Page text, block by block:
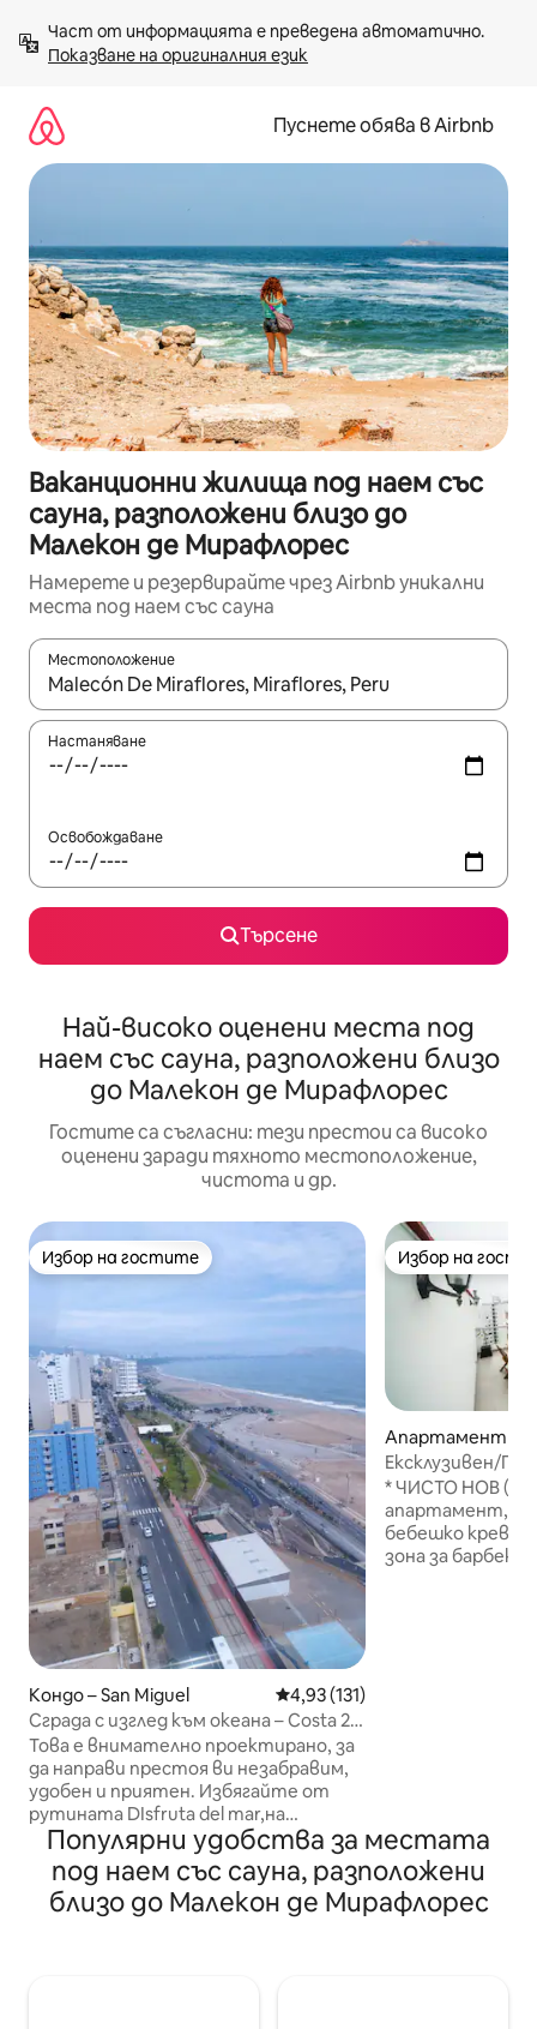
към
съдържанието
Показване на оригиналния език
Пуснете обява в Airbnb
Ваканционни жилища под наем със
сауна, разположени близо до
Малекон де Мирафлорес
Намерете и резервирайте чрез Airbnb уникални
места под наем със сауна
Местоположение
Когато резултатите се покажат, използвайте
Настаняване
Освобождаване
Търсене
Най-високо оценени места под
наем със сауна, разположени близо
до Малекон де Мирафлорес
Гостите са съгласни: тези престои са високо
оценени заради тяхното местоположение,
чистота и др.
Избор на гостите
Избор на гостите
Кондо – San Miguel Средна оценка: 4,93 от 5,
4,93 (131)
Сграда с изглед към океана – Costa 21
Гара-Басейн
Това е внимателно проектирано, за
да направи престоя ви незабравим,
удобен и приятен. Избягайте от
рутината DIsfruta del mar,на
открито и дейности Стая,
оборудвана с телевизор , WI - FI и
ретранслатор Напълно оборудвана
трапезария Оборудвана кухня.
Избор на
Избор на
Апартамент –
Ексклузивен/
апартамент в
спални/3 бани)
* ЧИСТО НОВ
апартамент,
бебешко
зона за барбекю
Популярни удобства за местата
под наем със сауна, разположени
близо до Малекон де Мирафлорес